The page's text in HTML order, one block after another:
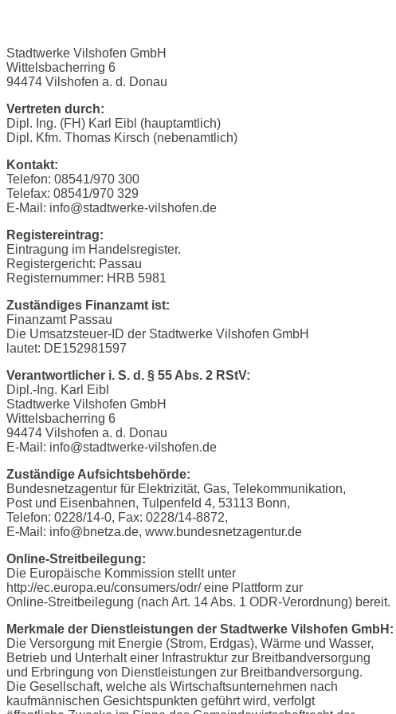
Stadtwerke Vilshofen GmbH
Wittelsbacherring 6
94474 Vilshofen a. d. Donau
Vertreten durch:
Dipl. Ing. (FH) Karl Eibl (hauptamtlich)
Dipl. Kfm. Thomas Kirsch (nebenamtlich)
Kontakt:
Telefon: 08541/970 300
Telefax: 08541/970 329
E-Mail: info@stadtwerke-vilshofen.de
Registereintrag:
Eintragung im Handelsregister.
Registergericht: Passau
Registernummer: HRB 5981
Zuständiges Finanzamt ist:
Finanzamt Passau
Die Umsatzsteuer-ID der Stadtwerke Vilshofen GmbH
lautet: DE152981597
Verantwortlicher i. S. d. § 55 Abs. 2 RStV:
Dipl.-Ing. Karl Eibl
Stadtwerke Vilshofen GmbH
Wittelsbacherring 6
94474 Vilshofen a. d. Donau
E-Mail: info@stadtwerke-vilshofen.de
Zuständige Aufsichtsbehörde:
Bundesnetzagentur für Elektrizität, Gas, Telekommunikation,
Post und Eisenbahnen, Tulpenfeld 4, 53113 Bonn,
Telefon: 0228/14-0, Fax: 0228/14-8872,
E-Mail: info@bnetza.de, www.bundesnetzagentur.de
Online-Streitbeilegung:
Die Europäische Kommission stellt unter
http://ec.europa.eu/consumers/odr/ eine Plattform zur
Online-Streitbeilegung (nach Art. 14 Abs. 1 ODR-Verordnung) bereit.
Merkmale der Dienstleistungen der Stadtwerke Vilshofen GmbH:
Die Versorgung mit Energie (Strom, Erdgas), Wärme und Wasser,
Betrieb und Unterhalt einer Infrastruktur zur Breitbandversorgung
und Erbringung von Dienstleistungen zur Breitbandversorgung.
Die Gesellschaft, welche als Wirtschaftsunternehmen nach
kaufmännischen Gesichtspunkten geführt wird, verfolgt